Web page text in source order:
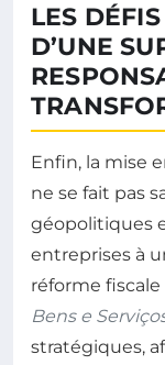
LES
D’UNE
Enfin, la mise
ne se fait pas
géopolitiques
entreprises à
réforme fiscale
Bens e
stratégiques,